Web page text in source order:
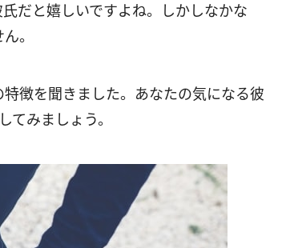
だと嬉しいですよね。しかしなかな
。
徴を聞きました。あなたの気になる彼
みましょう。